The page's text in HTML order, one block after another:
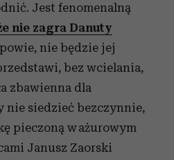
Jest fenomenalną
nie zagra Danuty
nie będzie jej
bez wcielania,
zbawienna dla
nie siedzieć bezczynnie,
pieczoną w ażurowym
Janusz Zaorski